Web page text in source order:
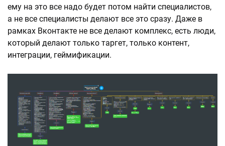
ему на это все надо будет потом найти специалистов,
а не все специалисты делают все это сразу. Даже в
рамках Вконтакте не все делают комплекс, есть люди,
который делают только таргет, только контент,
интеграции, геймификации.